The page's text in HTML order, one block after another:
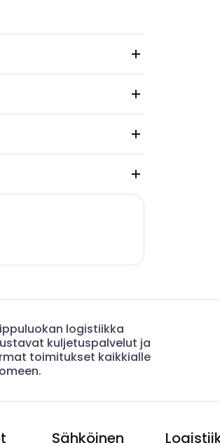
logistiikka
kuljetuspalvelut ja
toimitukset kaikkialle
Sähköinen